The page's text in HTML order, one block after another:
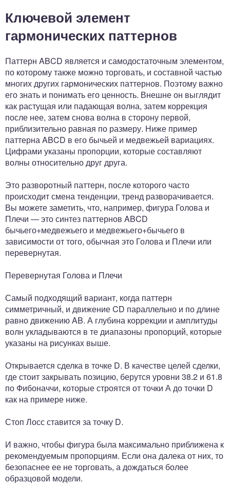
Ключевой элемент
гармонических паттернов
Паттерн ABCD является и самодостаточным элементом,
по которому также можно торговать, и составной частью
многих других гармонических паттернов. Поэтому важно
его знать и понимать его ценность. Внешне он выглядит
как растущая или падающая волна, затем коррекция
после нее, затем снова волна в сторону первой,
приблизительно равная по размеру. Ниже пример
паттерна ABCD в его бычьей и медвежьей вариациях.
Цифрами указаны пропорции, которые составляют
волны относительно друг друга.
Это разворотный паттерн, после которого часто
происходит смена тенденции, тренд разворачивается.
Вы можете заметить, что, например, фигура Голова и
Плечи — это синтез паттернов ABCD
бычьего+медвежьего и медвежьего+бычьего в
зависимости от того, обычная это Голова и Плечи или
перевернутая.
Перевернутая Голова и Плечи
Самый подходящий вариант, когда паттерн
симметричный, и движение CD параллельно и по длине
равно движению AB. А глубина коррекции и амплитуды
волн укладываются в те диапазоны пропорций, которые
указаны на рисунках выше.
Открывается сделка в точке D. В качестве целей сделки,
где стоит закрывать позицию, берутся уровни 38.2 и 61.8
по Фибоначчи, которые строятся от точки А до точки D
как на примере ниже.
Стоп Лосс ставится за точку D.
И важно, чтобы фигура была максимально приближена к
рекомендуемым пропорциям. Если она далека от них, то
безопаснее ее не торговать, а дождаться более
образцовой модели.